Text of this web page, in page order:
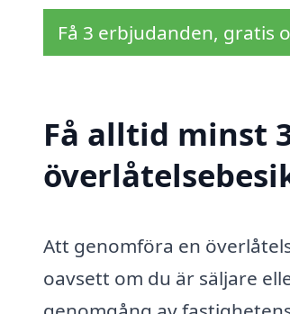
Få 3 erbjudanden, gratis
Få alltid minst
Att genomföra en
oavsett om du är säljare